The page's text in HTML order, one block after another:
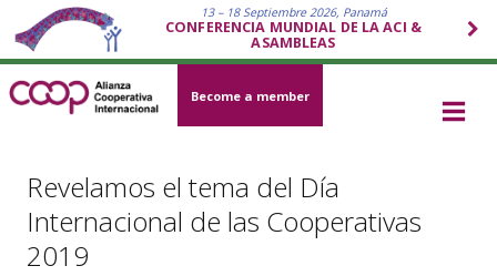
13 – 18 Septiembre 2026, Panamá
CONFERENCIA MUNDIAL DE LA ACI &
ASAMBLEAS
Become a member
Revelamos el tema del Día
Internacional de las Cooperativas
2019